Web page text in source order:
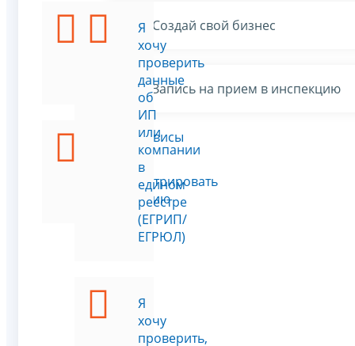
хочу
зарегистрировать
компанию
Я
хочу
проверить
данные
об
ИП
или
компании
в
едином
реестре
(ЕГРИП/
ЕГРЮЛ)
Я
хочу
проверить,
Создай свой бизнес
Запись на прием в инспекцию
Все сервисы